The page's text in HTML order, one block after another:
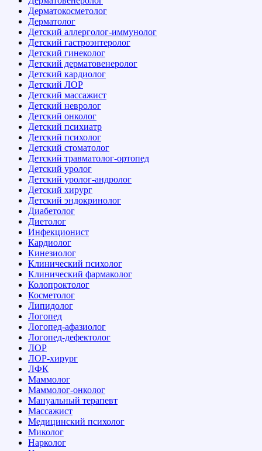
Дерматокосметолог
Дерматолог
Детский аллерголог-иммунолог
Детский гастроэнтеролог
Детский гинеколог
Детский дерматовенеролог
Детский кардиолог
Детский ЛОР
Детский массажист
Детский невролог
Детский онколог
Детский психиатр
Детский психолог
Детский стоматолог
Детский травматолог-ортопед
Детский уролог
Детский уролог-андролог
Детский хирург
Детский эндокринолог
Диабетолог
Диетолог
Инфекционист
Кардиолог
Кинезиолог
Клинический психолог
Клинический фармаколог
Колопроктолог
Косметолог
Липидолог
Логопед
Логопед-афазиолог
Логопед-дефектолог
ЛОР
ЛОР-хирург
ЛФК
Маммолог
Маммолог-онколог
Мануальный терапевт
Массажист
Медицинский психолог
Миколог
Нарколог